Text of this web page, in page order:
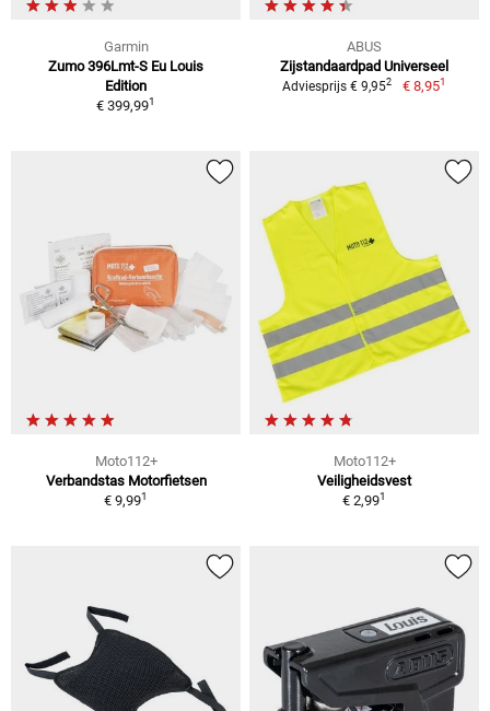
Garmin
Zumo 396Lmt-S Eu Louis
Edition
€ 399,991
ABUS
Zijstandaardpad Universeel
Adviesprijs € 9,952 € 8,951
Moto112+
Verbandstas Motorfietsen
€ 9,991
Moto112+
Veiligheidsvest
€ 2,991